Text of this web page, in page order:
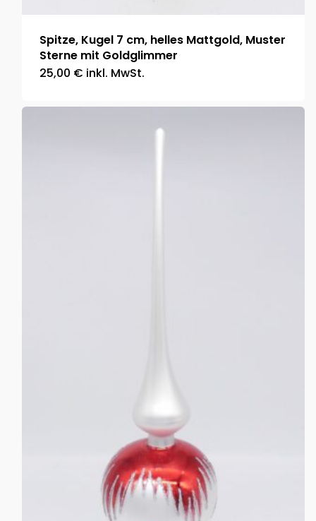
Spitze, Kugel 7 cm, helles Mattgold, Muster
Sterne mit Goldglimmer
25,00 € inkl. MwSt.